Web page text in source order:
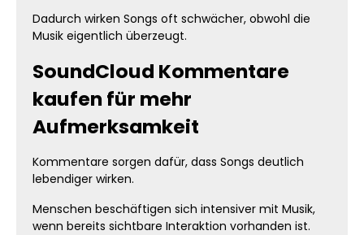
Dadurch wirken Songs oft schwächer, obwohl die
Musik eigentlich überzeugt.
SoundCloud Kommentare
kaufen für mehr
Aufmerksamkeit
Kommentare sorgen dafür, dass Songs deutlich
lebendiger wirken.
Menschen beschäftigen sich intensiver mit Musik,
wenn bereits sichtbare Interaktion vorhanden ist.